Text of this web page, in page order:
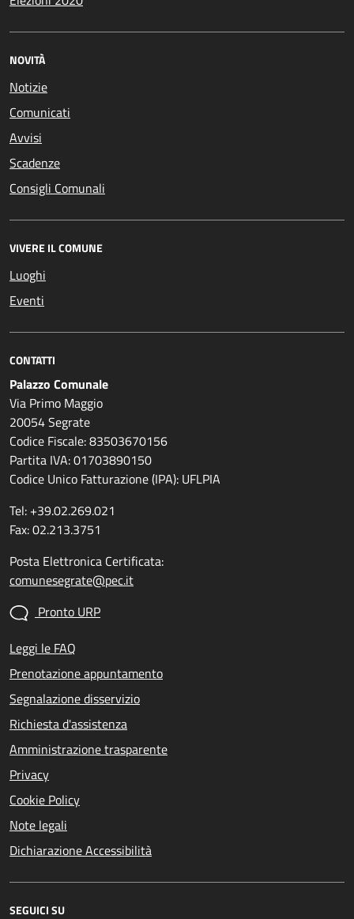
NOVITÀ
Notizie
Comunicati
Avvisi
Scadenze
Consigli Comunali
VIVERE IL COMUNE
Luoghi
Eventi
CONTATTI
Palazzo Comunale
Via Primo Maggio
20054 Segrate
Codice Fiscale: 83503670156
Partita IVA: 01703890150
Codice Unico Fatturazione (IPA): UFLPIA
Tel: +39.02.269.021
Fax: 02.213.3751
Posta Elettronica Certificata:
comunesegrate@pec.it
Pronto URP
Leggi le FAQ
Prenotazione appuntamento
Segnalazione disservizio
Richiesta d'assistenza
Amministrazione trasparente
Privacy
Cookie Policy
Note legali
Dichiarazione Accessibilità
SEGUICI SU